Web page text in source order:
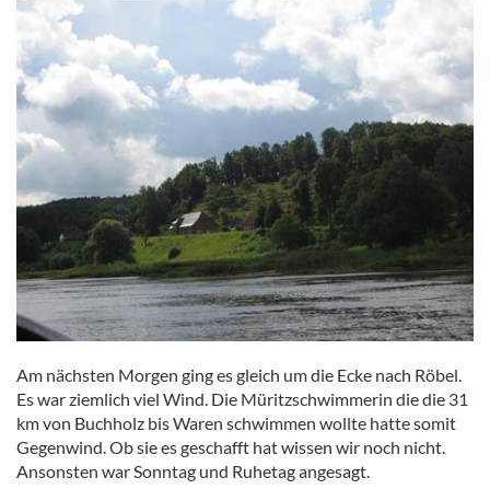
Am nächsten Morgen ging es gleich um die Ecke nach Röbel.
Es war ziemlich viel Wind. Die Müritzschwimmerin die die 31
km von Buchholz bis Waren schwimmen wollte hatte somit
Gegenwind. Ob sie es geschafft hat wissen wir noch nicht.
Ansonsten war Sonntag und Ruhetag angesagt.